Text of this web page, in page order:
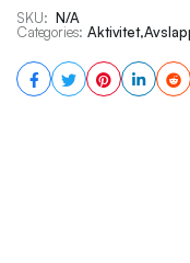
– Två sidor med plats
– En sida med ett
och mönsterövningar.
– Sidorna kan klippas i
SKU: N/A
Categories: Aktivitet,